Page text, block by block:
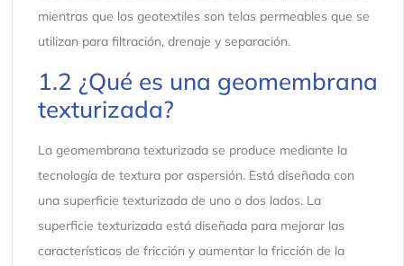
mientras que los geotextiles son telas permeables que se
utilizan para filtración, drenaje y separación.
1.2 ¿Qué es una geomembrana
texturizada?
La geomembrana texturizada se produce mediante la
tecnología de textura por aspersión. Está diseñada con
una superficie texturizada de uno o dos lados. La
superficie texturizada está diseñada para mejorar las
características de fricción y aumentar la fricción de la